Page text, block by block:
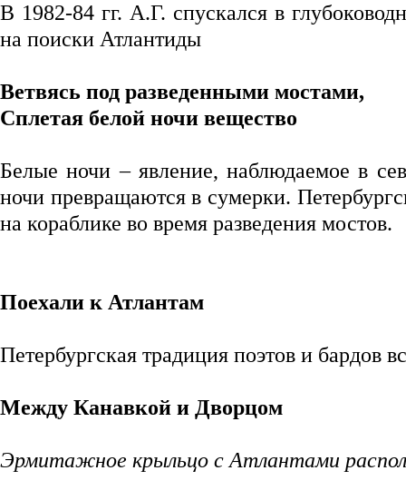
В 1982-84 гг. А.Г. спускался в
на поиски Атлантиды
Ветвясь под разведенными мостами,
Сплетая белой ночи вещество
Белые ночи – явление, наблюдаемое в
ночи превращаются в сумерки.
на кораблике во время разведения мостов.
Поехали к Атлантам
Петербургская традиция поэтов и бардов
Между Канавкой и Дворцом
Эрмитажное крыльцо с Атлантами